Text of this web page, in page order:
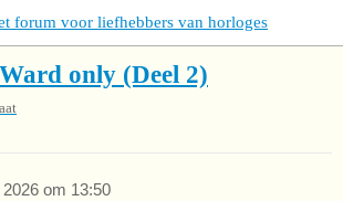
forum voor liefhebbers van horloges
only (Deel 2)
om 13:50